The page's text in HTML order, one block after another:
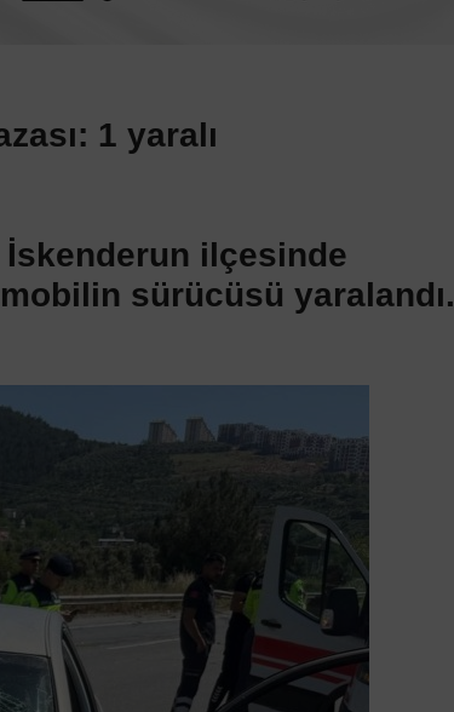
1 yaralı
İskenderun ilçesinde
sürücüsü yaralandı.